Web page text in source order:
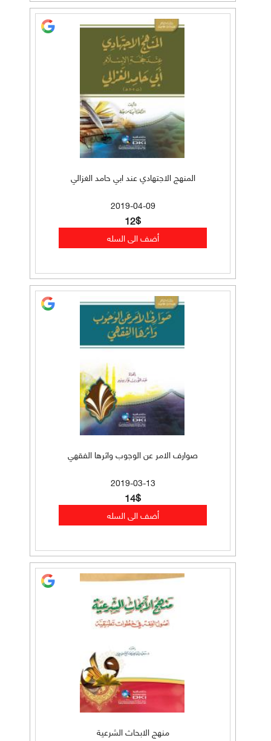
المنهج الاجتهادي عند ابي حامد الغزالي
2019-04-09
12$
صوارف الامر عن الوجوب واثرها الفقهي
2019-03-13
14$
منهج الابحاث الشرعية